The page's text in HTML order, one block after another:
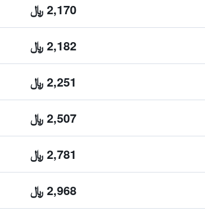
2,170 ﷼
2,182 ﷼
2,251 ﷼
2,507 ﷼
2,781 ﷼
2,968 ﷼